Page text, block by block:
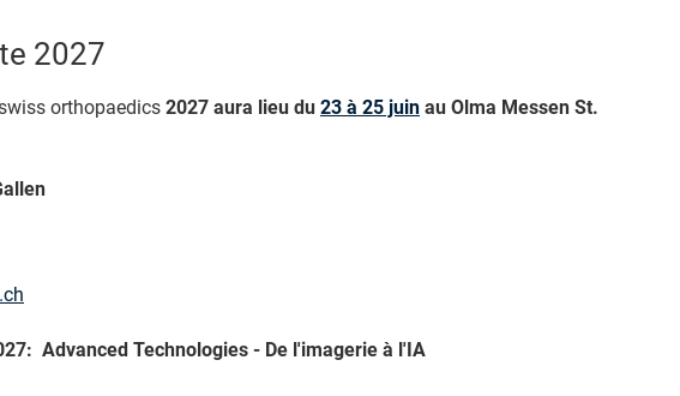
2027
orthopaedics 2027 aura lieu du 23 à 25 juin au Olma Messen St.
Advanced Technologies - De l'imagerie à l'IA